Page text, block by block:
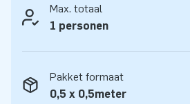
dankzij de lage investeringskosten en
uitermate geschikt om je
Enthousiast geworden? Neem dan
onze speciaal samengestelde
service bieden wij gratis digitaal
vorm van visuals en video's. Zo heb
Max. totaal
1 personen
Pakket formaat
0,5 x 0,5meter